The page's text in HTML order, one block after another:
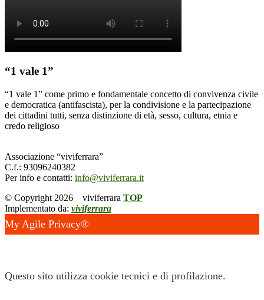
“1 vale 1”
“1 vale 1” come primo e fondamentale concetto di convivenza civile
e democratica (antifascista), per la condivisione e la partecipazione
dei cittadini tutti, senza distinzione di età, sesso, cultura, etnia e
credo religioso
Associazione “viviferrara”
C.f.: 93096240382
Per info e contatti: info@viviferrara.it
© Copyright 2026
viviferrara TOP
Implementato da: viviferrara
My Agile Privacy®
Questo sito utilizza cookie tecnici e di profilazione.